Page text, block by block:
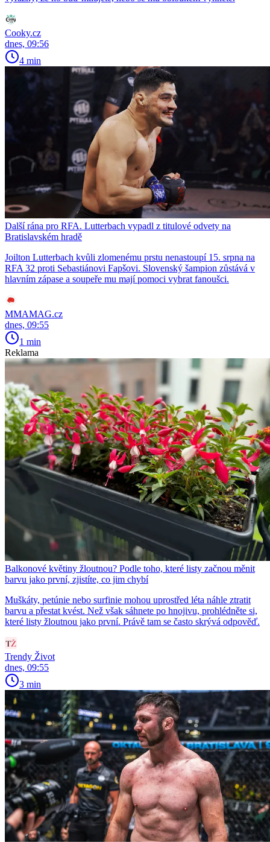
Cooky.cz
dnes, 09:56
4 min
Další rána pro RFA. Lutterbach vypadl z titulové odvety na
Bratislavském hradě
Joilton Lutterbach kvůli zlomenému prstu nenastoupí 15. srpna na
RFA 32 proti Sebastiánovi Fapšovi. Slovenský šampion zůstává v
hlavním zápase a soupeře mu mají pomoci vybrat fanoušci.
MMAMAG.cz
dnes, 09:55
1 min
Reklama
Balkonové květiny žloutnou? Podle toho, které listy začnou měnit
barvu jako první, zjistíte, co jim chybí
Muškáty, petúnie nebo surfinie mohou uprostřed léta náhle ztratit
barvu a přestat kvést. Než však sáhnete po hnojivu, prohlédněte si,
které listy žloutnou jako první. Právě tam se často skrývá odpověď.
Trendy Život
dnes, 09:55
3 min